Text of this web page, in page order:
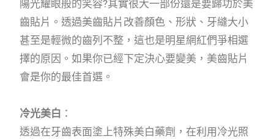
陽光耀眼般的笑容?其實很大一部份還是要歸功於美
齒貼片。透過美齒貼片改善顏色、形狀、牙縫大小
甚至是輕微的齒列不整，這也是明星網紅們爭相選
擇的原因。如果你已經下定決心要變美，美齒貼片
會是你的最佳首選。
冷光美白 ：
透過在牙齒表面塗上特殊美白藥劑，在利用冷光照